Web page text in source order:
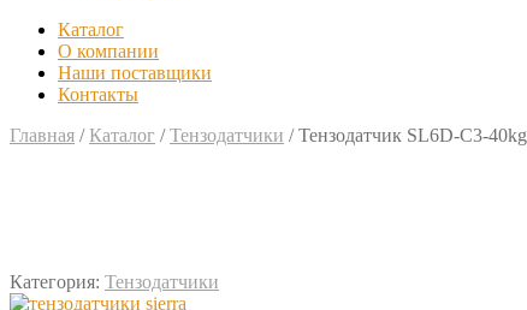
Каталог
О компании
Наши поставщики
Контакты
Главная / Каталог /Тензодатчики /Тензодатчик SL6D-С3-40kg
Категория: Тензодатчики